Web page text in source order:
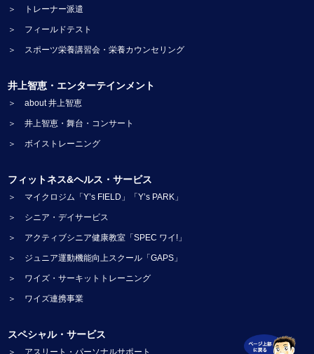
＞ トレーナー派遣
＞ フィールドテスト
＞ スポーツ栄養講習会・栄養カウンセリング
井上智恵・エンターテインメント
＞ about 井上智恵
＞ 井上智恵・舞台・コンサート
＞ ボイストレーニング
フィットネス&ヘルス・サービス
＞ マイクロジム「Y’s FIELD」「Y’s PARK」
＞ シニア・デイサービス
＞ アクティブシニア健康教室「SPEC ワイ!」
＞ ジュニア運動機能向上スクール「GAPS」
＞ ワイズ・サーキットトレーニング
＞ ワイズ連携事業
スペシャル・サービス
＞ アスリート・パーソナルサポート